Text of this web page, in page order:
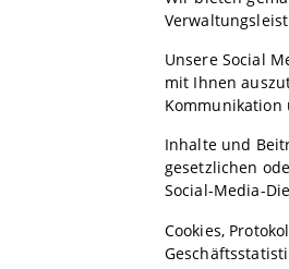
Unsere Social
mit Ihnen
Kommunikation
Inhalte und
gesetzlichen
Social-Media-
Cookies,